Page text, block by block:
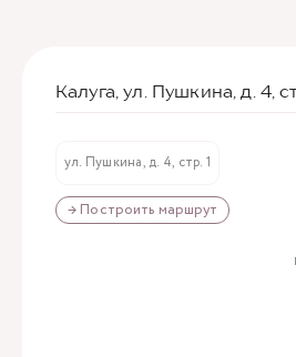
Калуга, ул. Пушкина, д. 4,
ул. Пушкина, д. 4, стр. 1
→ Построить маршрут